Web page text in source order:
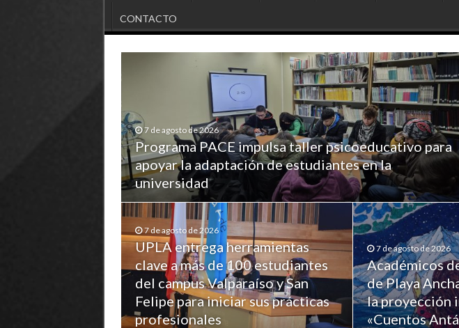
CONTACTO
7 de agosto de 2026
Programa PACE impulsa taller psicoeducativo para
apoyar la adaptación de estudiantes en la
universidad
7 de agosto de 2026
UPLA entrega herramientas
clave a más de 100 estudiantes
del campus Valparaíso y San
Felipe para iniciar sus prácticas
profesionales
7 de agosto de 2026
Académicos
de Playa
la proyección
«Cuentos